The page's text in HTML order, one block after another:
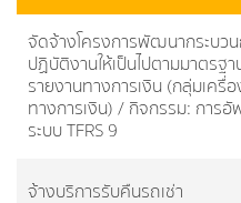
จัดจ้างโครงการพัฒนากระบวน
ปฏิบัติงานให้เป็นไปตามมาตรฐา
รายงานทางการเงิน (กลุ่มเครื่
ทางการเงิน) / กิจกรรม: การอั
ระบบ TFRS 9
จ้างบริการรับคืนรถเช่า